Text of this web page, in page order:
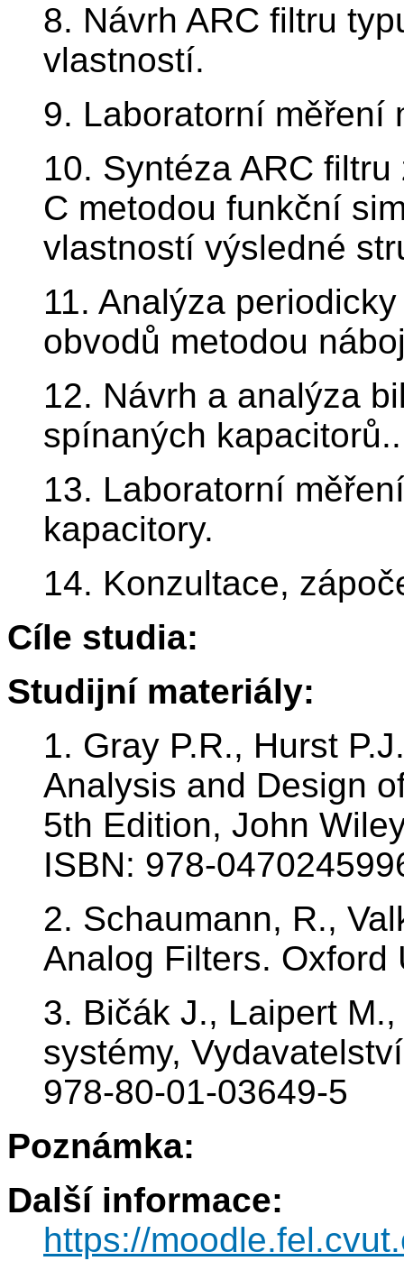
8. Návrh ARC filtru
vlastností.
9. Laboratorní měření
10. Syntéza ARC
C metodou funkční
vlastností výsledné
11. Analýza
obvodů metodou
12. Návrh a analýza
spínaných kapacitorů..
13. Laboratorní
kapacitory.
14. Konzultace,
Cíle studia:
Studijní materiály:
1. Gray P.R., Hurst
Analysis and Design
5th Edition, John
ISBN: 978-
2. Schaumann, R.,
Analog Filters. Oxford
3. Bičák J., Laipert
systémy,
978-80-01-03649-5
Poznámka:
Další informace:
https://